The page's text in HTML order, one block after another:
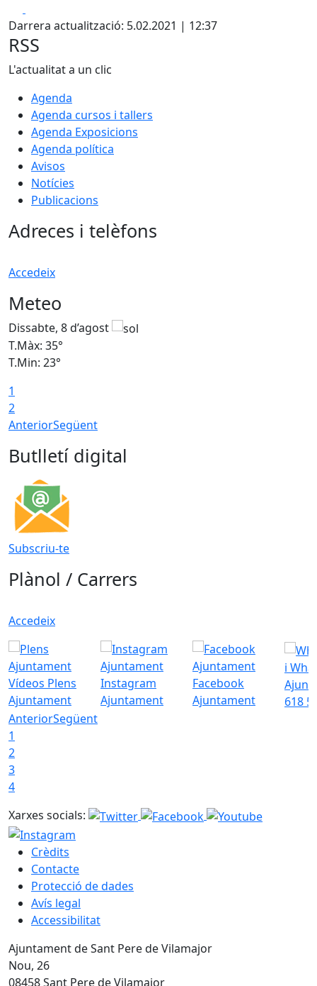
Darrera actualització: 5.02.2021 | 12:37
RSS
L'actualitat a un clic
Agenda
Agenda cursos i tallers
Agenda Exposicions
Agenda política
Avisos
Notícies
Publicacions
Adreces i telèfons
Accedeix
Meteo
Dissabte, 8 d’agost
T.Màx: 35°
T.Min: 23°
1
2
AnteriorSegüent
Butlletí digital
Subscriu-te
Plànol / Carrers
Accedeix
Vídeos Plens
Ajuntament
Instagram
Ajuntament
Facebook
Ajuntament
i
618
AnteriorSegüent
1
2
3
4
Xarxes socials:
Crèdits
Contacte
Protecció de dades
Avís legal
Accessibilitat
Ajuntament de Sant Pere de Vilamajor
Nou, 26
08458 Sant Pere de Vilamajor